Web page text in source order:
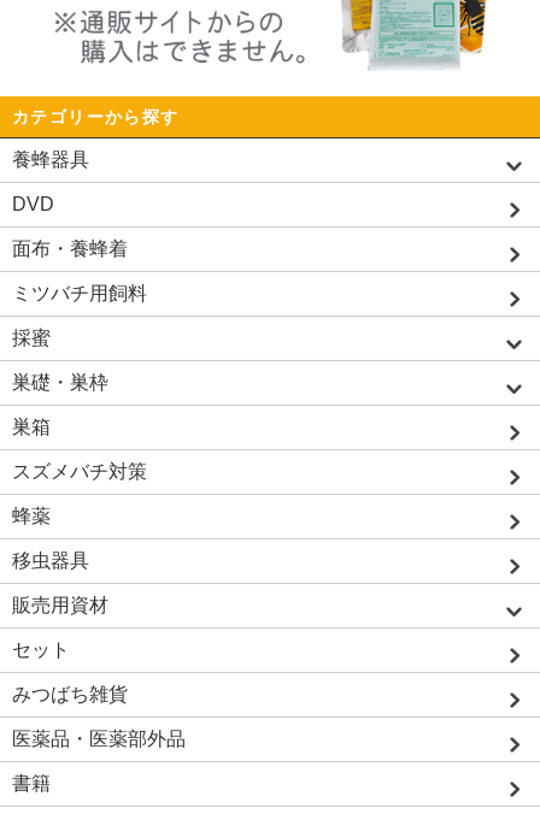
カテゴリーから探す
養蜂器具
DVD
面布・養蜂着
ミツバチ用飼料
採蜜
巣礎・巣枠
巣箱
スズメバチ対策
蜂薬
移虫器具
販売用資材
セット
みつばち雑貨
医薬品・医薬部外品
書籍